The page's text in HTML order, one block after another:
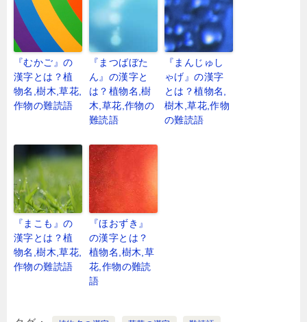
『むかご』の
漢字とは？植
物名,樹木,草花,
作物の難読語
『まつばぼた
ん』の漢字と
は？植物名,樹
木,草花,作物の
難読語
『まんじゅし
ゃげ』の漢字
とは？植物名,
樹木,草花,作物
の難読語
『まこも』の
漢字とは？植
物名,樹木,草花,
作物の難読語
『ほおずき』
の漢字とは？
植物名,樹木,草
花,作物の難読
語